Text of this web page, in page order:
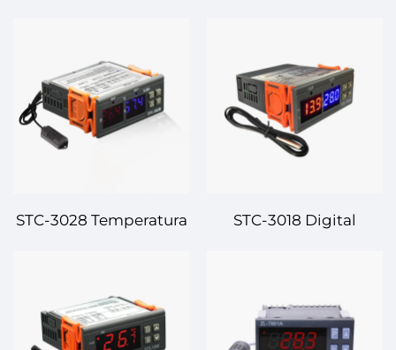
Bütün-ü-Bir Kontrol
Çəizi
Temperatur Kontrolu
STC-3028 Temperatura
Dəqiqlikli Dəstək
STC-3018 Digital
Dəqiqlikli, Köp
Funksiyalı Temperatura